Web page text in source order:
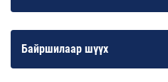
Байршилаар шүүх